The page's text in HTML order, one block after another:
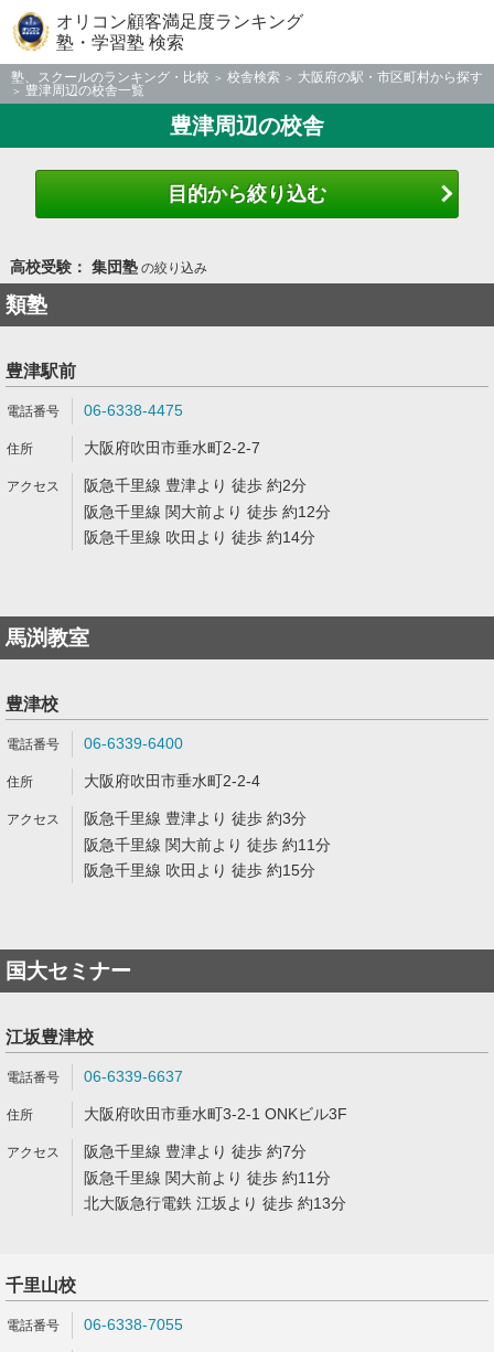
オリコン顧客満足度ランキング
塾・学習塾 検索
塾、スクールのランキング・比較 校舎検索
大阪府の駅・市区町村から探す
豊津周辺の校舎一覧
豊津周辺の校舎
目的から絞り込む
高校受験： 集団塾の絞り込み
類塾
豊津駅前
06-6338-4475
大阪府吹田市垂水町2-2-7
阪急千里線 豊津より 徒歩 約2分
阪急千里線 関大前より 徒歩 約12分
阪急千里線 吹田より 徒歩 約14分
馬渕教室
豊津校
06-6339-6400
大阪府吹田市垂水町2-2-4
阪急千里線 豊津より 徒歩 約3分
阪急千里線 関大前より 徒歩 約11分
阪急千里線 吹田より 徒歩 約15分
国大セミナー
江坂豊津校
06-6339-6637
大阪府吹田市垂水町3-2-1 ONKビル3F
阪急千里線 豊津より 徒歩 約7分
阪急千里線 関大前より 徒歩 約11分
北大阪急行電鉄 江坂より 徒歩 約13分
千里山校
06-6338-7055